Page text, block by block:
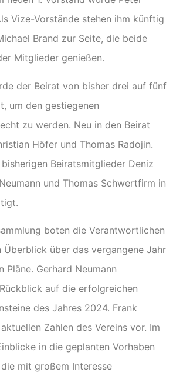
Vize-Vorstände stehen ihm künftig
Brand zur Seite, die beide
Mitglieder genießen.
der Beirat von bisher drei auf fünf
um den gestiegenen
zu werden. Neu in den Beirat
Höfer und Thomas Radojin.
Beiratsmitglieder Deniz
und Thomas Schwertfirm in
boten die Verantwortlichen
Überblick über das vergangene Jahr
Pläne. Gerhard Neumann
auf die erfolgreichen
des Jahres 2024. Frank
Zahlen des Vereins vor. Im
in die geplanten Vorhaben
mit großem Interesse